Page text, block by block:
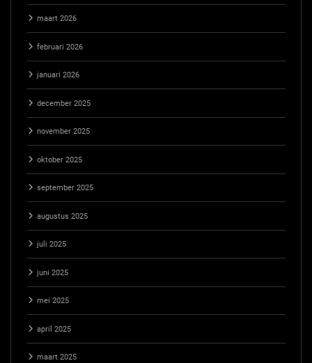
maart 2026
februari 2026
januari 2026
december 2025
november 2025
oktober 2025
september 2025
augustus 2025
juli 2025
juni 2025
mei 2025
april 2025
maart 2025